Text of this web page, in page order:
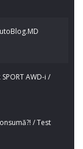
AWD-i /
/ Test